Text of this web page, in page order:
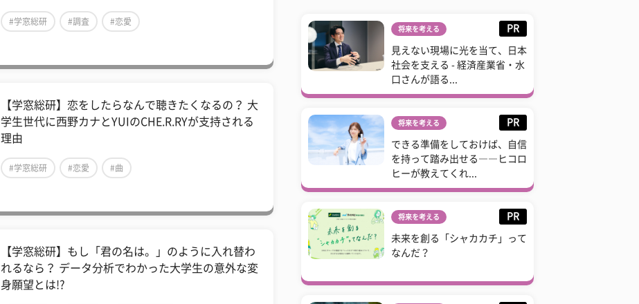
#学窓総研 #調査 #恋愛
【学窓総研】恋をしたらなんで聴きたくなるの？ 大
学生世代に西野カナとYUIのCHE.R.RYが支持される
理由
#学窓総研 #恋愛 #曲
【学窓総研】もし「君の名は。」のように入れ替わ
れるなら？ データ分析でわかった大学生の意外な変
身願望とは!?
将来を考える PR
見えない現場に光を当て、日本
社会を支える - 経済産業省・水
口さんが語る...
将来を考える PR
できる準備をしておけば、自信
を持って踏み出せる――ヒコロ
ヒーが教えてくれ...
将来を考える PR
未来を創る「シャカカチ」って
なんだ？